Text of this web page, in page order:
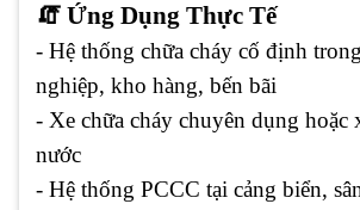
🧯 Ứng Dụng Thực Tế
- Hệ thống chữa cháy cố định
nghiệp, kho hàng, bến bãi
- Xe chữa cháy chuyên dụng hoặc
nước
- Hệ thống PCCC tại cảng biển,